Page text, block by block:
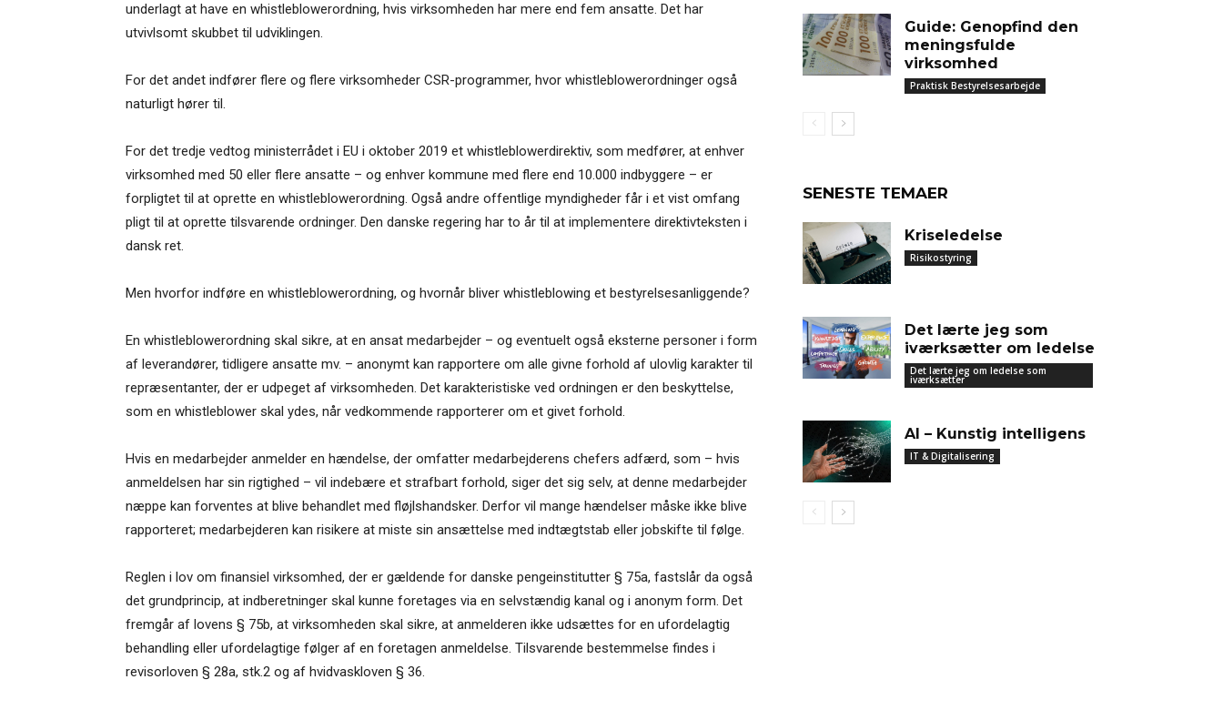
underlagt at have en whistleblowerordning, hvis virksomheden har mere end fem ansatte. Det har
utvivlsomt skubbet til udviklingen.
For det andet indfører flere og flere virksomheder CSR-programmer, hvor whistleblowerordninger også
naturligt hører til.
For det tredje vedtog ministerrådet i EU i oktober 2019 et whistleblowerdirektiv, som medfører, at enhver
virksomhed med 50 eller flere ansatte – og enhver kommune med flere end 10.000 indbyggere – er
forpligtet til at oprette en whistleblowerordning. Også andre offentlige myndigheder får i et vist omfang
pligt til at oprette tilsvarende ordninger. Den danske regering har to år til at implementere direktivteksten i
dansk ret.
Men hvorfor indføre en whistleblowerordning, og hvornår bliver whistleblowing et bestyrelsesanliggende?
En whistleblowerordning skal sikre, at en ansat medarbejder – og eventuelt også eksterne personer i form
af leverandører, tidligere ansatte mv. – anonymt kan rapportere om alle givne forhold af ulovlig karakter til
repræsentanter, der er udpeget af virksomheden. Det karakteristiske ved ordningen er den beskyttelse,
som en whistleblower skal ydes, når vedkommende rapporterer om et givet forhold.
Hvis en medarbejder anmelder en hændelse, der omfatter medarbejderens chefers adfærd, som – hvis
anmeldelsen har sin rigtighed – vil indebære et strafbart forhold, siger det sig selv, at denne medarbejder
næppe kan forventes at blive behandlet med fløjlshandsker. Derfor vil mange hændelser måske ikke blive
rapporteret; medarbejderen kan risikere at miste sin ansættelse med indtægtstab eller jobskifte til følge.
Reglen i lov om finansiel virksomhed, der er gældende for danske pengeinstitutter § 75a, fastslår da også
det grundprincip, at indberetninger skal kunne foretages via en selvstændig kanal og i anonym form. Det
fremgår af lovens § 75b, at virksomheden skal sikre, at anmelderen ikke udsættes for en ufordelagtig
behandling eller ufordelagtige følger af en foretagen anmeldelse. Tilsvarende bestemmelse findes i
revisorloven § 28a, stk.2 og af hvidvaskloven § 36.
Guide: Genopfind den
meningsfulde
virksomhed
Praktisk Bestyrelsesarbejde
SENESTE TEMAER
Kriseledelse
Risikostyring
Det lærte jeg som
iværksætter om ledelse
Det lærte jeg om ledelse som
iværksætter
AI – Kunstig intelligens
IT & Digitalisering